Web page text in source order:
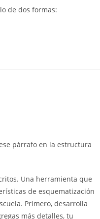
de dos formas:
párrafo en la estructura
Una herramienta que
de esquematización
Primero, desarrolla
más detalles, tu